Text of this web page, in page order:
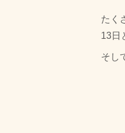
たく
13日
そし